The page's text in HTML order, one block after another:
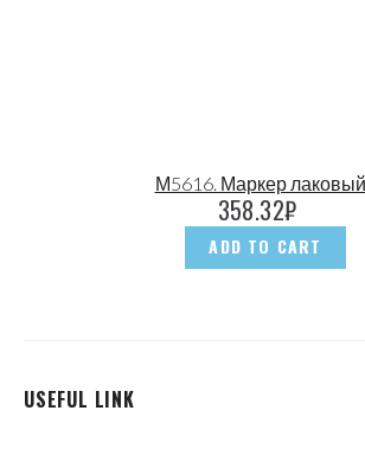
М5616. Маркер
358.32₽
ADD TO CART
USEFUL LINK